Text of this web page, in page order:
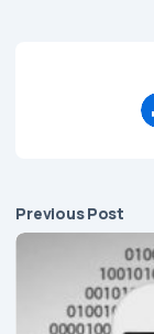
Previous Post